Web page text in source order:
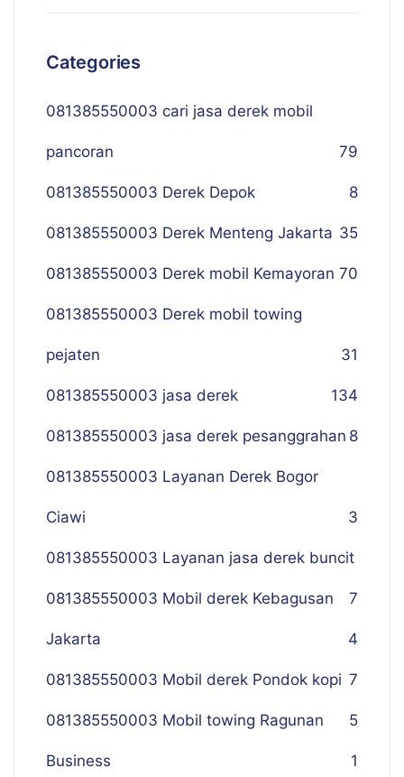
Categories
081385550003 cari jasa derek mobil
pancoran 79
081385550003 Derek Depok 8
081385550003 Derek Menteng Jakarta 35
081385550003 Derek mobil Kemayoran 70
081385550003 Derek mobil towing
pejaten 31
081385550003 jasa derek 134
081385550003 jasa derek pesanggrahan 8
081385550003 Layanan Derek Bogor
Ciawi 3
081385550003 Layanan jasa derek buncit
7
081385550003 Mobil derek Kebagusan
Jakarta 4
081385550003 Mobil derek Pondok kopi 7
081385550003 Mobil towing Ragunan 5
Business 1